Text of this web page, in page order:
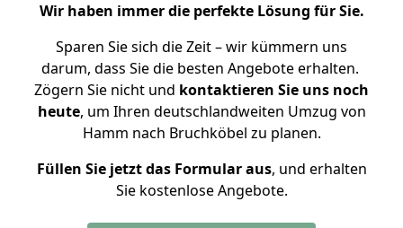
Wir haben immer die perfekte Lösung für Sie.
Sparen Sie sich die Zeit – wir kümmern uns
darum, dass Sie die besten Angebote erhalten.
Zögern Sie nicht und kontaktieren Sie uns noch
heute, um Ihren deutschlandweiten Umzug von
Hamm nach Bruchköbel zu planen.
Füllen Sie jetzt das Formular aus, und erhalten
Sie kostenlose Angebote.